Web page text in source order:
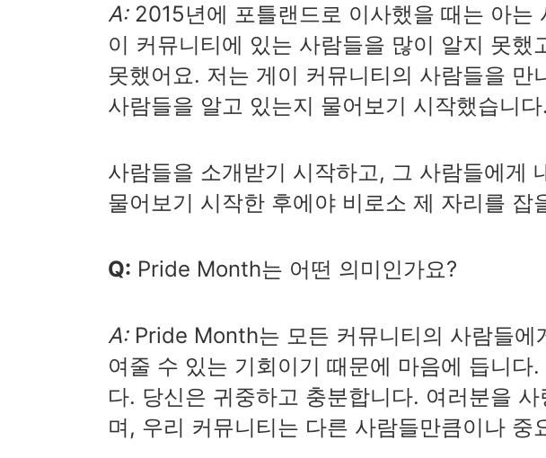
A: 2015년에 포틀랜드로 이사했을 때는 아는
이 커뮤니티에 있는 사람들을 많이 알지 못했
못했어요. 저는 게이 커뮤니티의 사람들을 만
사람들을 알고 있는지 물어보기 시작했습니다.
사람들을 소개받기 시작하고, 그 사람들에게
물어보기 시작한 후에야 비로소 제 자리를 잡
Q: Pride Month는 어떤 의미인가요?
A:Pride Month는 모든 커뮤니티의 사람들에
여줄 수 있는 기회이기 때문에 마음에 듭니다
다. 당신은 귀중하고 충분합니다. 여러분을
며, 우리 커뮤니티는 다른 사람들만큼이나 중